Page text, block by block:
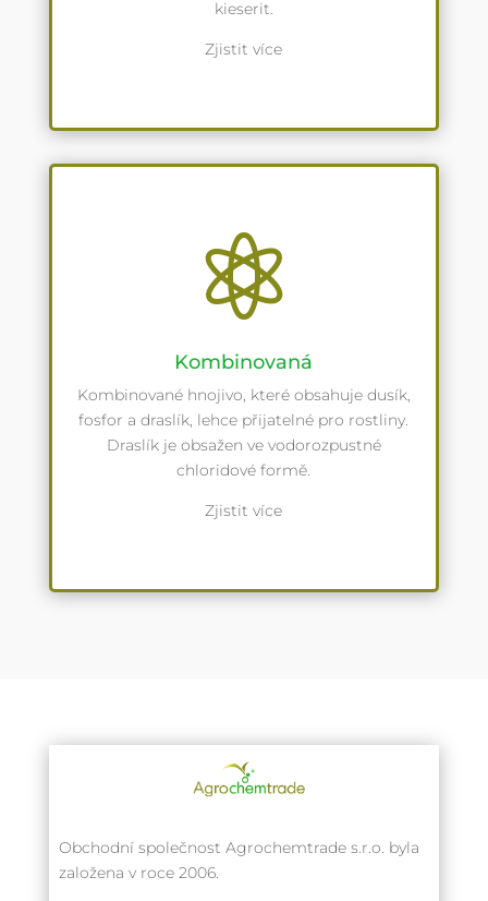
kieserit.
Zjistit více

Kombinovaná
Kombinované hnojivo, které obsahuje dusík,
fosfor a draslík, lehce přijatelné pro rostliny.
Draslík je obsažen ve vodorozpustné
chloridové formě.
Zjistit více
Obchodní společnost Agrochemtrade s.r.o. byla
založena v roce 2006.